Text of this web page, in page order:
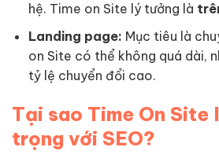
hệ. Time on Site lý tưởng là
Landing page: Mục tiêu là
on Site có thể không quá dài,
tỷ lệ chuyển đổi cao.
Tại sao Time On Site
trọng với SEO?